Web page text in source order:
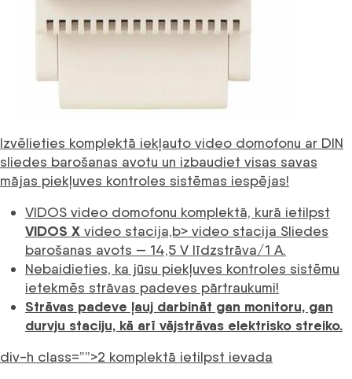
Izvēlieties komplektā iekļauto video domofonu ar DIN
sliedes barošanas avotu un izbaudiet visas savas
mājas piekļuves kontroles sistēmas iespējas!
VIDOS video domofonu komplektā, kurā ietilpst
VIDOS X video stacija,b> video stacija Sliedes
barošanas avots — 14,5 V līdzstrāva/1 A.
Nebaidieties, ka jūsu piekļuves kontroles sistēmu
ietekmēs strāvas padeves pārtraukumi!
Strāvas padeve ļauj darbināt gan monitoru, gan
durvju staciju, kā arī vājstrāvas elektrisko streiko.
div-h class=””>2 komplektā ietilpst ievada